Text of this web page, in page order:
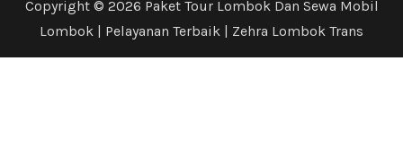
Copyright © 2026 Paket Tour Lombok Dan Sewa Mobil
Lombok | Pelayanan Terbaik | Zehra Lombok Trans